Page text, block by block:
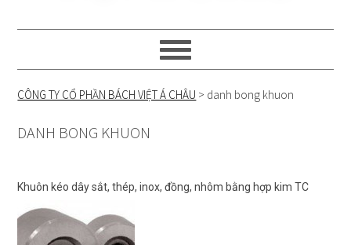
CÔNG TY CỔ PHẦN BÁCH VIỆT Á CHÂU > danh bong khuon
DANH BONG KHUON
Khuôn kéo dây sắt, thép, inox, đồng, nhôm bằng hợp kim TC